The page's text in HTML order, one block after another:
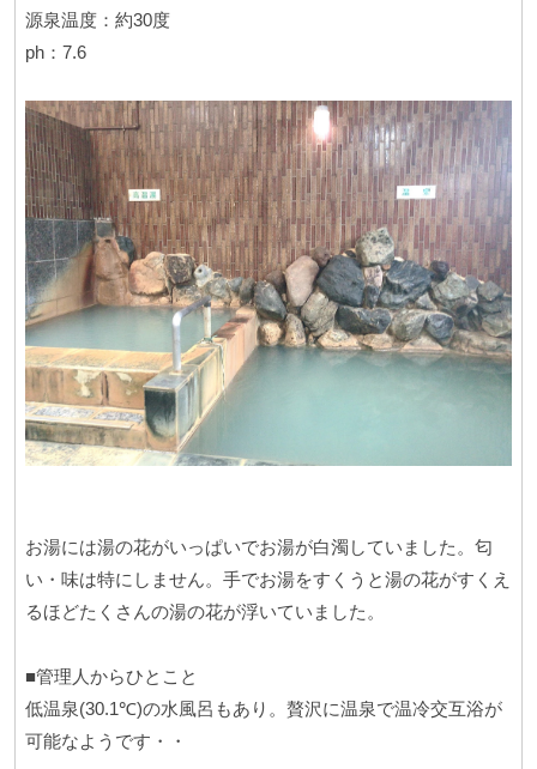
源泉温度：約30度
ph：7.6
お湯には湯の花がいっぱいでお湯が白濁していました。匂
い・味は特にしません。手でお湯をすくうと湯の花がすくえ
るほどたくさんの湯の花が浮いていました。
■管理人からひとこと
低温泉(30.1℃)の水風呂もあり。贅沢に温泉で温冷交互浴が
可能なようです・・